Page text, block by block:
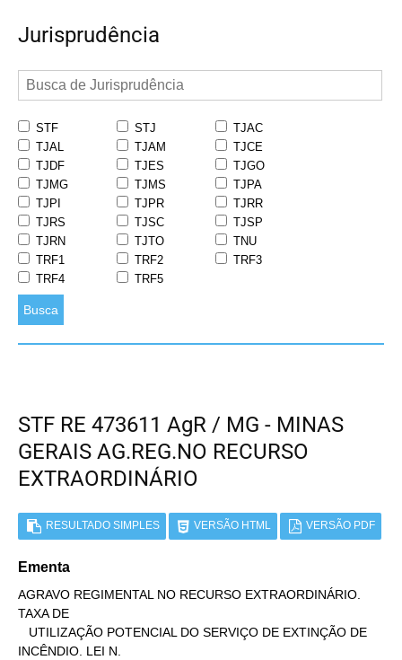
Jurisprudência
STF STJ
TJAC
TJAL
TJAM
TJCE
TJDF
TJES
TJGO
TJMG
TJMS
TJPA
TJPI
TJPR
TJRR
TJRS
TJSC
TJSP
TJRN
TJTO
TNU
TRF1
TRF2
TRF3
TRF4
TRF5
Busca
STF RE 473611 AgR / MG - MINAS
GERAIS AG.REG.NO RECURSO
EXTRAORDINÁRIO
RESULTADO SIMPLES VERSÃO HTML VERSÃO PDF
Ementa
AGRAVO REGIMENTAL NO RECURSO EXTRAORDINÁRIO.
TAXA DE
INCÊNDIO. LEI N.